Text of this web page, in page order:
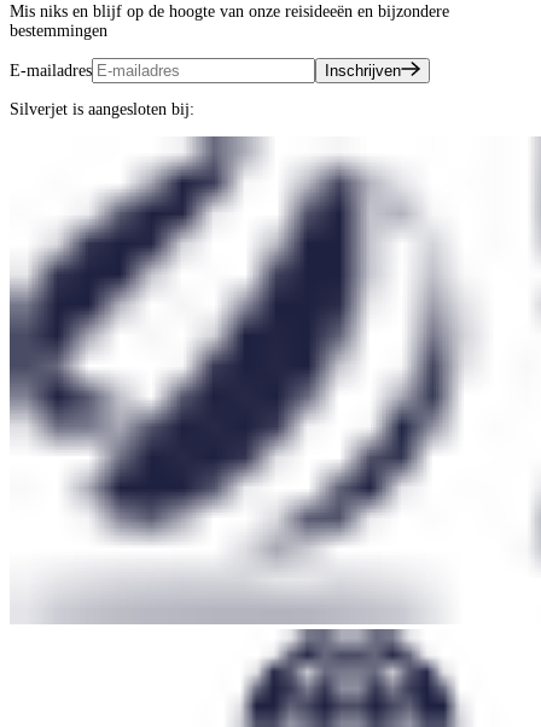
Mis niks en blijf op de hoogte van onze reisideeën en bijzondere
bestemmingen
E-mailadres Inschrijven
Silverjet is aangesloten bij: